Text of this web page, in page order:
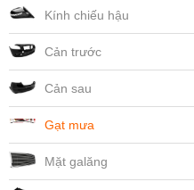
Kính chiếu hậu
Cản trước
Cản sau
Gạt mưa
Mặt galăng